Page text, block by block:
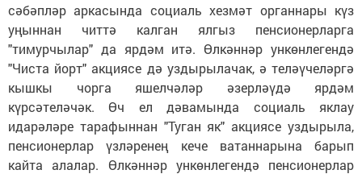
сәбәпләр аркасында социаль хезмәт органнары күз
уңыннан читтә калган ялгыз пенсионерларга
"тимурчылар" да ярдәм итә. Өлкәннәр ункөнлегендә
"Чиста йорт" акциясе дә уздырылачак, ә теләүчеләргә
кышкы чорга яшелчәләр әзерләүдә ярдәм
күрсәтеләчәк. Өч ел дәвамында социаль яклау
идарәләре тарафыннан "Туган як" акциясе уздырыла,
пенсионерлар үзләренең кече ватаннарына барып
кайта алалар. Өлкәннәр ункөнлегендә пенсионерлар